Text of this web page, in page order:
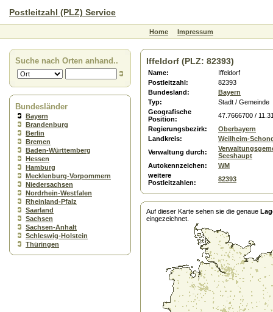
Postleitzahl (PLZ) Service
Home Impressum
Suche nach Orten anhand..
Bundesländer
Bayern
Brandenburg
Berlin
Bremen
Baden-Württemberg
Hessen
Hamburg
Mecklenburg-Vorpommern
Niedersachsen
Nordrhein-Westfalen
Rheinland-Pfalz
Saarland
Sachsen
Sachsen-Anhalt
Schleswig-Holstein
Thüringen
Iffeldorf (PLZ: 82393)
Name:
Iffeldorf
Postleitzahl:
82393
Bundesland:
Bayern
Typ:
Stadt / Gemeinde
Geografische
Position:
47.7666700 /
Regierungsbezirk:
Oberbayern
Landkreis:
Weilheim-
Verwaltung durch:
Seeshaupt
Autokennzeichen:
WM
weitere
Postleitzahlen:
82393
Auf dieser Karte sehen sie die genaue
eingezeichnet.